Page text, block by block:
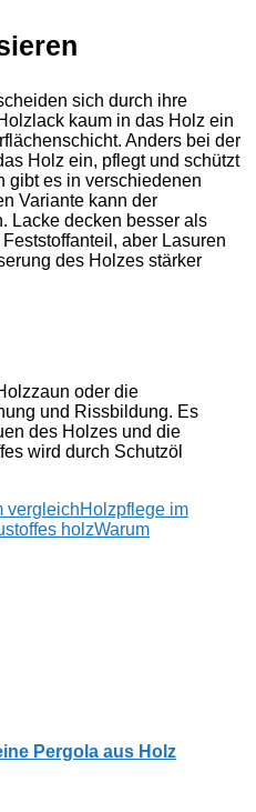
sich durch ihre
kaum in das Holz ein
Anders bei der
Holz ein, pflegt und schützt
gibt es in verschiedenen
Variante kann der
Lacke decken besser als
aber Lasuren
des Holzes stärker
oder die
und Rissbildung. Es
des Holzes und die
wird durch Schutzöl
vergleichHolzpflege im
holzWarum
Pergola aus Holz